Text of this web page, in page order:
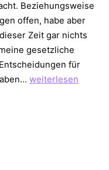
Beziehungsweise
offen, habe aber
Zeit gar nichts
gesetzliche
für
Komplikationen
weiterlesen